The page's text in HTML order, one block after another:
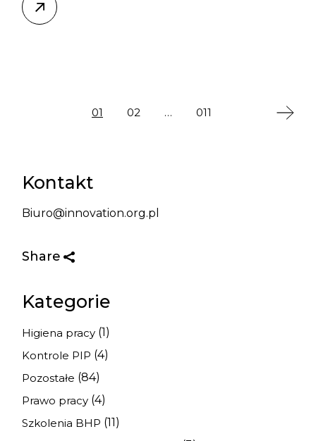
01 02 … 011
Kontakt
Biuro@innovation.org.pl
Share
Kategorie
Higiena pracy (1)
Kontrole PIP (4)
Pozostałe (84)
Prawo pracy (4)
Szkolenia BHP (11)